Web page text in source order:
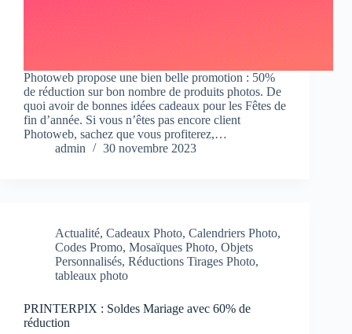
Photoweb propose une bien belle promotion : 50%
de réduction sur bon nombre de produits photos. De
quoi avoir de bonnes idées cadeaux pour les Fêtes de
fin d’année. Si vous n’êtes pas encore client
Photoweb, sachez que vous profiterez,…
admin
30 novembre 2023
Actualité, Cadeaux Photo, Calendriers Photo,
Codes Promo, Mosaïques Photo, Objets
Personnalisés, Réductions Tirages Photo,
tableaux photo
PRINTERPIX : Soldes Mariage avec 60% de
réduction